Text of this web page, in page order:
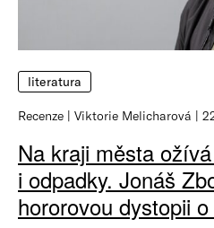
literatura
Recenze Viktorie Melicharová
Na kraji města
i odpadky. Jonáš
hororovou dystopii